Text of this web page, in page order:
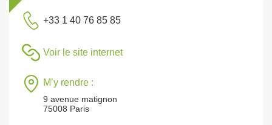
+33 1 40 76 85 85
Voir le site internet
M’y rendre :
9 avenue matignon
75008 Paris